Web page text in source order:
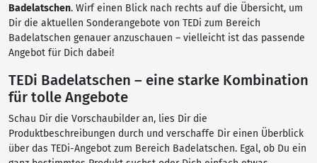
Badelatschen. Wirf einen Blick nach rechts auf die Übersicht, um
Dir die aktuellen Sonderangebote von TEDi zum Bereich
Badelatschen genauer anzuschauen – vielleicht ist das passende
Angebot für Dich dabei!
TEDi Badelatschen – eine starke Kombination
für tolle Angebote
Schau Dir die Vorschaubilder an, lies Dir die
Produktbeschreibungen durch und verschaffe Dir einen Überblick
über das TEDi-Angebot zum Bereich Badelatschen. Egal, ob Du ein